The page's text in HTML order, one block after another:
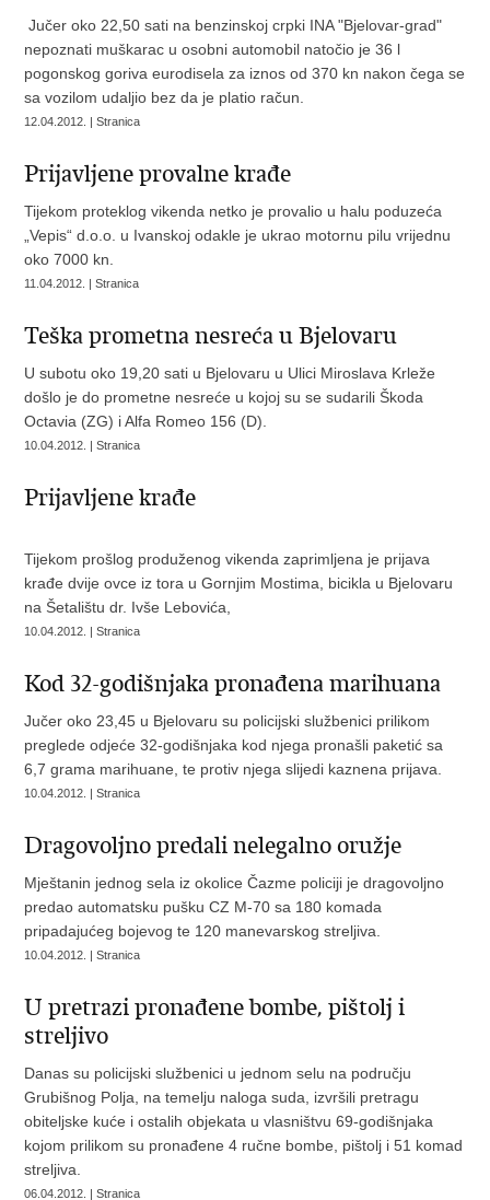
Jučer oko 22,50 sati na benzinskoj crpki INA "Bjelovar-grad"
nepoznati muškarac u osobni automobil natočio je 36 l
pogonskog goriva eurodisela za iznos od 370 kn nakon čega se
sa vozilom udaljio bez da je platio račun.
12.04.2012. | Stranica
Prijavljene provalne krađe
Tijekom proteklog vikenda netko je provalio u halu poduzeća
„Vepis“ d.o.o. u Ivanskoj odakle je ukrao motornu pilu vrijednu
oko 7000 kn.
11.04.2012. | Stranica
Teška prometna nesreća u Bjelovaru
U subotu oko 19,20 sati u Bjelovaru u Ulici Miroslava Krleže
došlo je do prometne nesreće u kojoj su se sudarili Škoda
Octavia (ZG) i Alfa Romeo 156 (D).
10.04.2012. | Stranica
Prijavljene krađe
Tijekom prošlog produženog vikenda zaprimljena je prijava
krađe dvije ovce iz tora u Gornjim Mostima, bicikla u Bjelovaru
na Šetalištu dr. Ivše Lebovića,
10.04.2012. | Stranica
Kod 32-godišnjaka pronađena marihuana
Jučer oko 23,45 u Bjelovaru su policijski službenici prilikom
preglede odjeće 32-godišnjaka kod njega pronašli paketić sa
6,7 grama marihuane, te protiv njega slijedi kaznena prijava.
10.04.2012. | Stranica
Dragovoljno predali nelegalno oružje
Mještanin jednog sela iz okolice Čazme policiji je dragovoljno
predao automatsku pušku CZ M-70 sa 180 komada
pripadajućeg bojevog te 120 manevarskog streljiva.
10.04.2012. | Stranica
U pretrazi pronađene bombe, pištolj i
streljivo
Danas su policijski službenici u jednom selu na području
Grubišnog Polja, na temelju naloga suda, izvršili pretragu
obiteljske kuće i ostalih objekata u vlasništvu 69-godišnjaka
kojom prilikom su pronađene 4 ručne bombe, pištolj i 51 komad
streljiva.
06.04.2012. | Stranica